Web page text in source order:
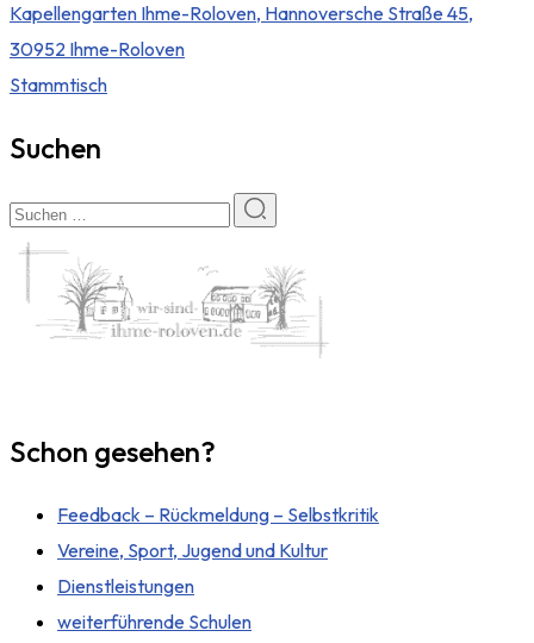
Kapellengarten Ihme-Roloven, Hannoversche Straße 45,
30952 Ihme-Roloven
Stammtisch
Suchen
Schon gesehen?
Feedback – Rückmeldung – Selbstkritik
Vereine, Sport, Jugend und Kultur
Dienstleistungen
weiterführende Schulen